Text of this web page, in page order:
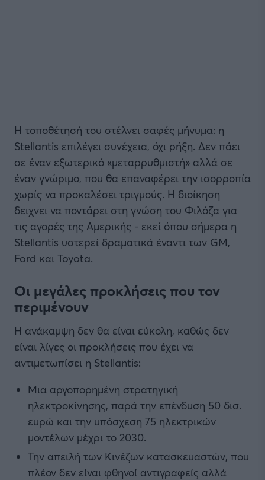
Η τοποθέτησή του στέλνει σαφές μήνυμα: η
Stellantis επιλέγει συνέχεια, όχι ρήξη. Δεν πάει
σε έναν εξωτερικό «μεταρρυθμιστή» αλλά σε
έναν γνώριμο, που θα επαναφέρει την ισορροπία
χωρίς να προκαλέσει τριγμούς. Η διοίκηση
δειχνει να ποντάρει στη γνώση του Φιλόζα για
τις αγορές της Αμερικής - εκεί όπου σήμερα η
Stellantis υστερεί δραματικά έναντι των GM,
Ford και Toyota.
Οι μεγάλες προκλήσεις που τον
περιμένουν
Η ανάκαμψη δεν θα είναι εύκολη, καθώς δεν
είναι λίγες οι προκλήσεις που έχει να
αντιμετωπίσει η Stellantis:
Μια αργοπορημένη στρατηγική
ηλεκτροκίνησης, παρά την επένδυση 50 δισ.
ευρώ και την υπόσχεση 75 ηλεκτρικών
μοντέλων μέχρι το 2030.
Την απειλή των Κινέζων κατασκευαστών, που
πλέον δεν είναι φθηνοί αντιγραφείς αλλά